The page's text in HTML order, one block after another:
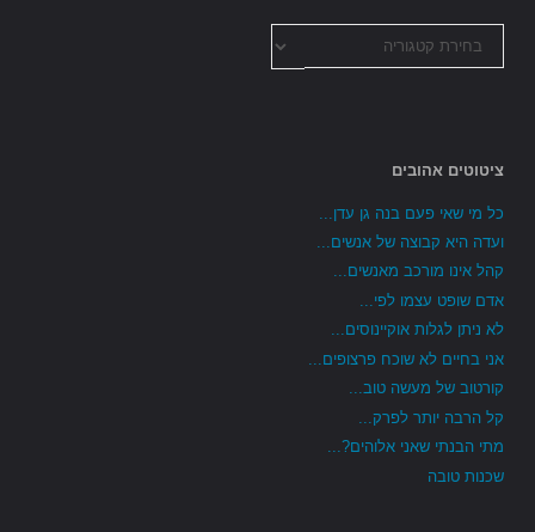
הקטגוריות
ציטוטים אהובים
כל מי שאי פעם בנה גן עדן...
ועדה היא קבוצה של אנשים...
קהל אינו מורכב מאנשים...
אדם שופט עצמו לפי...
לא ניתן לגלות אוקיינוסים...
אני בחיים לא שוכח פרצופים...
קורטוב של מעשה טוב...
קל הרבה יותר לפרק...
מתי הבנתי שאני אלוהים?...
שכנות טובה